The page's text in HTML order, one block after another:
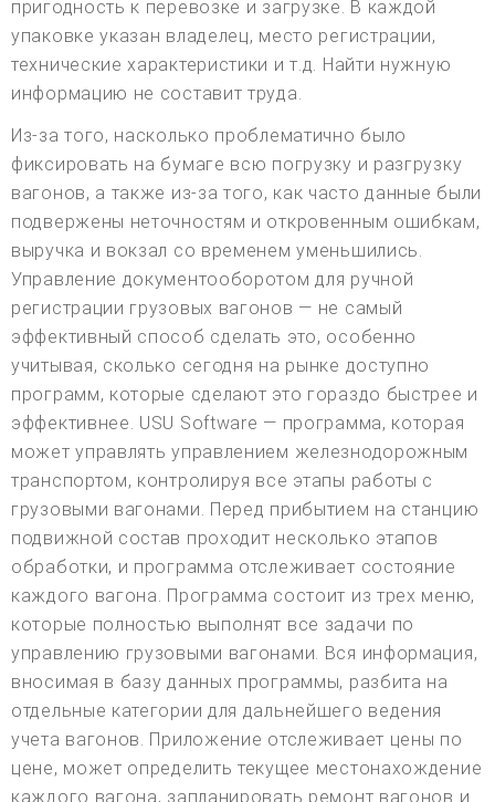
пригодность к перевозке и загрузке. В каждой
упаковке указан владелец, место регистрации,
технические характеристики и т.д. Найти нужную
информацию не составит труда.
Из-за того, насколько проблематично было
фиксировать на бумаге всю погрузку и разгрузку
вагонов, а также из-за того, как часто данные были
подвержены неточностям и откровенным ошибкам,
выручка и вокзал со временем уменьшились.
Управление документооборотом для ручной
регистрации грузовых вагонов — не самый
эффективный способ сделать это, особенно
учитывая, сколько сегодня на рынке доступно
программ, которые сделают это гораздо быстрее и
эффективнее. USU Software — программа, которая
может управлять управлением железнодорожным
транспортом, контролируя все этапы работы с
грузовыми вагонами. Перед прибытием на станцию
подвижной состав проходит несколько этапов
обработки, и программа отслеживает состояние
каждого вагона. Программа состоит из трех меню,
которые полностью выполнят все задачи по
управлению грузовыми вагонами. Вся информация,
вносимая в базу данных программы, разбита на
отдельные категории для дальнейшего ведения
учета вагонов. Приложение отслеживает цены по
цене, может определить текущее местонахождение
каждого вагона, запланировать ремонт вагонов и